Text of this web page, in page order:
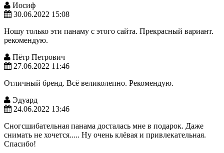
Иосиф
30.06.2022 15:08
Ношу только эти панаму с этого сайта. Прекрасный вариант.
рекомендую.
Пётр Петрович
27.06.2022 11:46
Отличный бренд. Всё великолепно. Рекомендую.
Эдуард
24.06.2022 13:46
Сногсшибательная панама досталась мне в подарок. Даже
снимать не хочется..... Ну очень клёвая и привлекательная.
Спасибо!